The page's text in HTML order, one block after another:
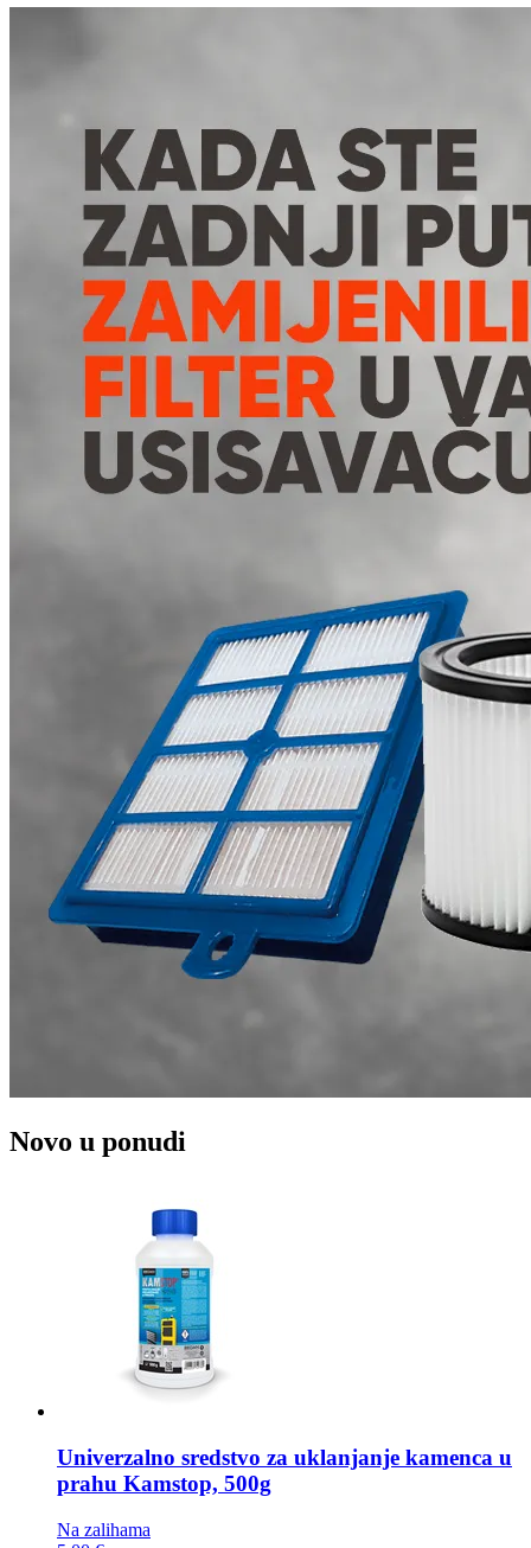
Novo u ponudi
Univerzalno sredstvo za uklanjanje kamenca u
prahu Kamstop, 500g
Na zalihama